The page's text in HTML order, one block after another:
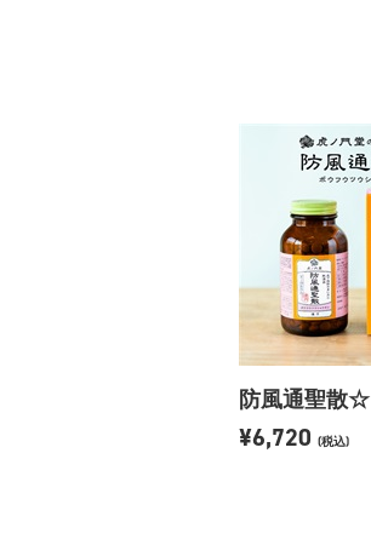
防風通聖散☆
¥6,720 (税込)